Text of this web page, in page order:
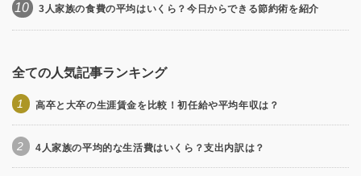
10 3人家族の食費の平均はいくら？今日からできる節約術を紹介
全ての人気記事ランキング
1 高卒と大卒の生涯賃金を比較！初任給や平均年収は？
2 4人家族の平均的な生活費はいくら？支出内訳は？